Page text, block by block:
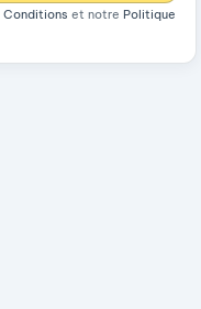
Conditions et notre Politique